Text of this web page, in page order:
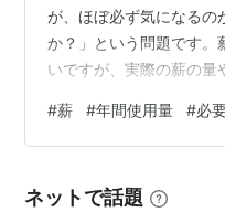
が、ほぼ必ず気になるの
か？」という問題です。
いですが、実際の薪の量
こで今回は、実際に薪ス
を紹介します。我が家
ンほどになります。 こ
#薪 #年間使用量 #必
ネットで話題